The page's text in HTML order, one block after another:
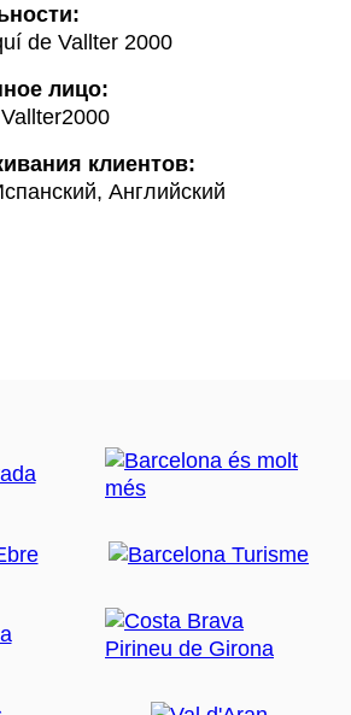
de Vallter 2000
лицо:
клиентов:
Английский